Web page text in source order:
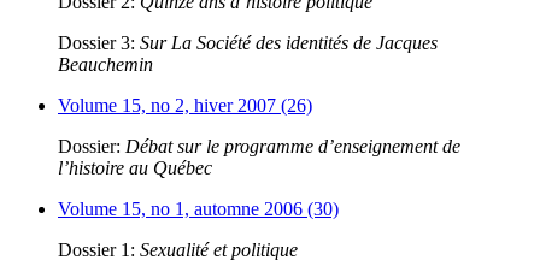
Dossier 3: Sur La Société des identités de Jacques
Beauchemin
Volume 15, no 2, hiver 2007 (26)
Dossier: Débat sur le programme d’enseignement de
l’histoire au Québec
Volume 15, no 1, automne 2006 (30)
Dossier 1: Sexualité et politique